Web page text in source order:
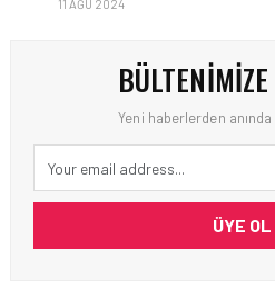
11 AĞU 2024
Yeni haberlerden
ÜYE OL